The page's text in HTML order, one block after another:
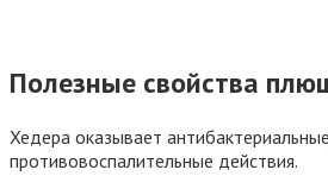
Полезные свойства
Хедера оказывает
противовоспалительные действия.